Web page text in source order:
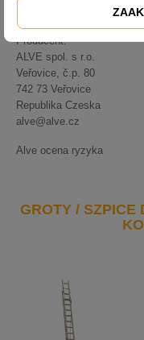
Producent:
ALVE spol. s r.o.
Veřovice, č.p. 80
742 73 Veřovice
Republika Czeska
alve@alve.cz
Alve ocena ryzyka
GROTY / SZPICE